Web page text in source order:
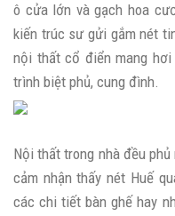
ô cửa lớn và gạch hoa
kiến trúc sư gửi gắm nét
nội thất cổ điển mang
trình biệt phủ, cung đình.
Nội thất trong nhà đều
cảm nhận thấy nét Huế
các chi tiết bàn ghế hay